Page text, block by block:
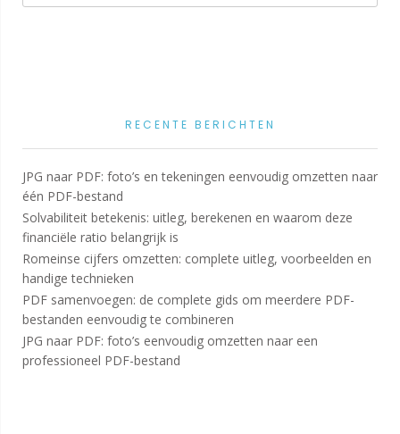
RECENTE BERICHTEN
JPG naar PDF: foto’s en tekeningen eenvoudig omzetten naar
één PDF-bestand
Solvabiliteit betekenis: uitleg, berekenen en waarom deze
financiële ratio belangrijk is
Romeinse cijfers omzetten: complete uitleg, voorbeelden en
handige technieken
PDF samenvoegen: de complete gids om meerdere PDF-
bestanden eenvoudig te combineren
JPG naar PDF: foto’s eenvoudig omzetten naar een
professioneel PDF-bestand